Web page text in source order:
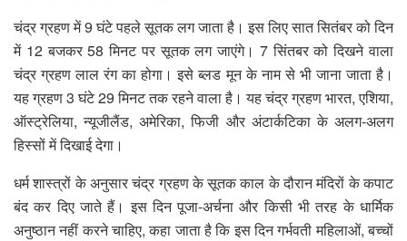
चंद्र ग्रहण में 9 घंटे पहले सूतक लग जाता है। इस लिए सात सितंबर को दिन
में 12 बजकर 58 मिनट पर सूतक लग जाएंगे। 7 सिंतबर को दिखने वाला
चंद्र ग्रहण लाल रंग का होगा। इसे ब्लड मून के नाम से भी जाना जाता है।
यह ग्रहण 3 घंटे 29 मिनट तक रहने वाला है। यह चंद्र ग्रहण भारत, एशिया,
ऑस्ट्रेलिया, न्यूजीलैंड, अमेरिका, फिजी और अंटार्कटिका के अलग-अलग
हिस्सों में दिखाई देगा।
धर्म शास्त्रों के अनुसार चंद्र ग्रहण के सूतक काल के दौरान मंदिरों के कपाट
बंद कर दिए जाते हैं। इस दिन पूजा-अर्चना और किसी भी तरह के धार्मिक
अनुष्ठान नहीं करने चाहिए‌, कहा जाता है कि इस दिन गर्भवती महिलाओं, बच्चों